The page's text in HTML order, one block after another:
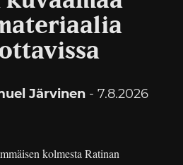
Järvinen - 7.8.2026
kolmesta Ratinan